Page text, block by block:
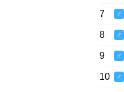
7 ♂
8 ♂
9 ♂
10 ♂